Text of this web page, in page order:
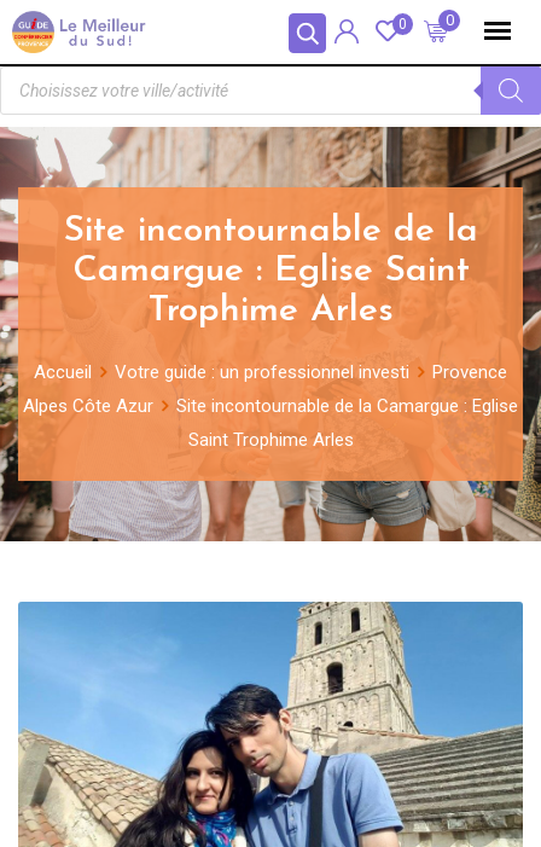
Panneau de gestion des cookies 0
0
Site incontournable de la
Camargue : Eglise Saint
Trophime Arles
Accueil Votre guide : un professionnel investi
Provence
Alpes Côte Azur
Site incontournable de la Camargue : Eglise
Saint Trophime Arles